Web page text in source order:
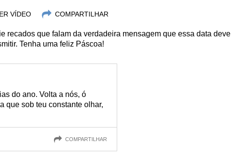
VÍDEO COMPARTILHAR
recados que falam da verdadeira mensagem que essa data deve
Tenha uma feliz Páscoa!
do ano. Volta a nós, ó
que sob teu constante olhar,
COMPARTILHAR